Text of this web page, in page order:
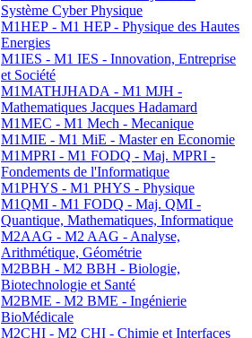
Système Cyber Physique
M1HEP - M1 HEP - Physique des Hautes
Energies
M1IES - M1 IES - Innovation, Entreprise
et Société
M1MATHJHADA - M1 MJH -
Mathematiques Jacques Hadamard
M1MEC - M1 Mech - Mecanique
M1MIE - M1 MiE - Master en Economie
M1MPRI - M1 FODQ - Maj. MPRI -
Fondements de l'Informatique
M1PHYS - M1 PHYS - Physique
M1QMI - M1 FODQ - Maj. QMI -
Quantique, Mathematiques, Informatique
M2AAG - M2 AAG - Analyse,
Arithmétique, Géométrie
M2BBH - M2 BBH - Biologie,
Biotechnologie et Santé
M2BME - M2 BME - Ingénierie
BioMédicale
M2CHI - M2 CHI - Chimie et Interfaces